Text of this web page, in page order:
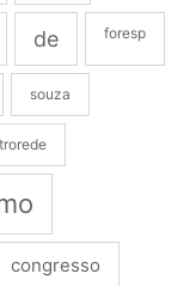
de foresp
souza
congresso